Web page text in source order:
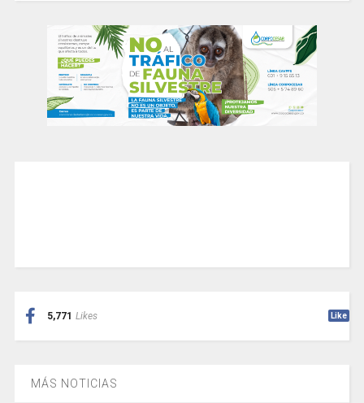
5,771 Likes Like
MÁS NOTICIAS